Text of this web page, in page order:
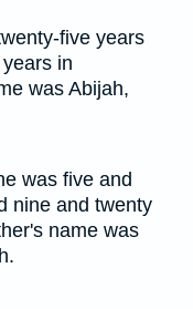
five years
in
was Abijah,
was five and
nine and twenty
name was